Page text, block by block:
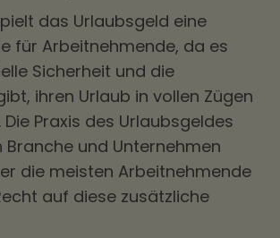
das Urlaubsgeld eine
für Arbeitnehmende, da es
Sicherheit und die
ihren Urlaub in vollen Zügen
Praxis des Urlaubsgeldes
Branche und Unternehmen
die meisten Arbeitnehmende
auf diese zusätzliche